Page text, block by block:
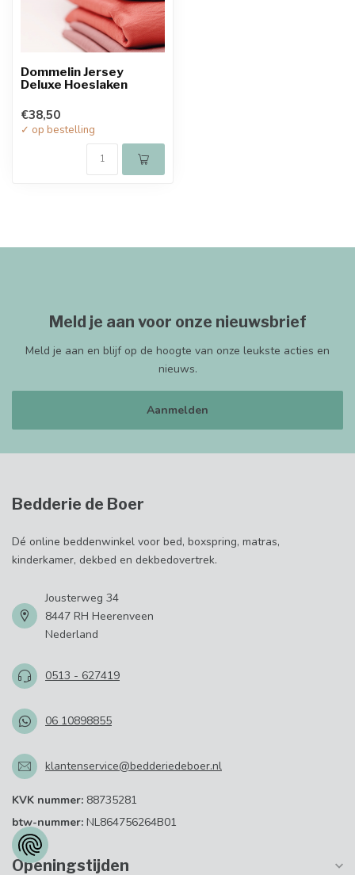
Dommelin Jersey
Deluxe Hoeslaken
€38,50
✓ op bestelling
Meld je aan voor onze nieuwsbrief
Meld je aan en blijf op de hoogte van onze leukste acties en
nieuws.
Aanmelden
Bedderie de Boer
Dé online beddenwinkel voor bed, boxspring, matras,
kinderkamer, dekbed en dekbedovertrek.
Jousterweg 34
8447 RH Heerenveen
Nederland
0513 - 627419
06 10898855
klantenservice@bedderiedeboer.nl
KVK nummer: 88735281
btw-nummer: NL864756264B01
Openingstijden